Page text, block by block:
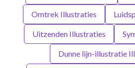
Omtrek Illustraties
Uitzenden Illustraties
Dunne lijn-illustratie